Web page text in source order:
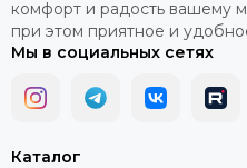
Каталог
комфорт и радость вашему
при этом приятное и
Мы в социальных сетях